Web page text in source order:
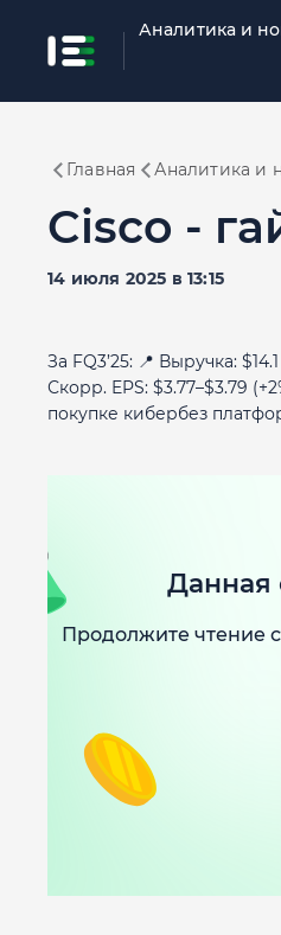
Аналитика и
Главная Аналитика и
Cisco -
14 июля 2025 в 13:15
За FQ3’25: 📍 Выручка:
Скорр. EPS: $3.77–$3.79
покупке кибербез
Данная
Продолжите чтение